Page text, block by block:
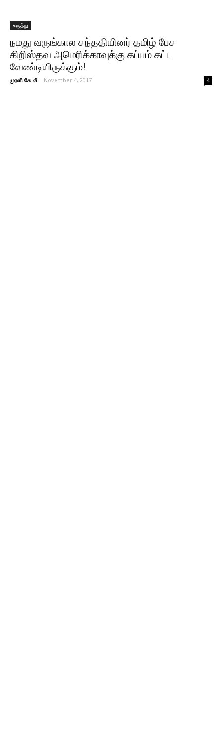
கருத்து
நமது வருங்கால சந்ததியினர் தமிழ் பேச
கிறிஸ்தவ அமெரிக்காவுக்கு கப்பம் கட்ட
வேண்டியிருக்கும்!
முரளி கே வீ - November 4, 2017 4